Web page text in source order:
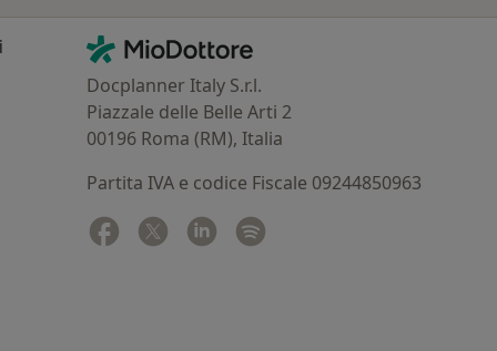
Contatti
MioDottore - Homepage
Docplanner Italy S.r.l.
Piazzale delle Belle Arti 2
00196 Roma (RM), Italia
Partita IVA e codice Fiscale 09244850963
Facebook
si apre in una nuova scheda
Twitter
si apre in una nuova scheda
Linkedin
si apre in una nuova scheda